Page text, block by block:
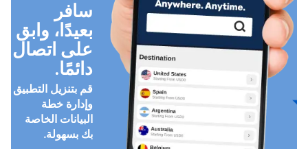
سافر
بعيدًا، وابق
على اتصال
دائمًا.
قم بتنزيل التطبيق
وإدارة خطة
البيانات الخاصة
بك بسهولة.